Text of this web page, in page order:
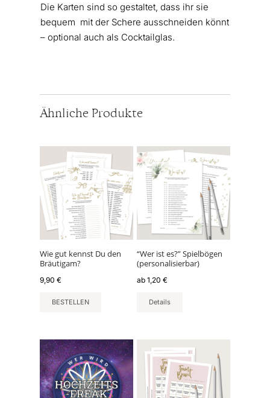
Die Karten sind so gestaltet, dass ihr sie
bequem mit der Schere ausschneiden könnt
– optional auch als Cocktailglas.
Ähnliche Produkte
Wie gut kennst Du den
Bräutigam?
9,90 €
BESTELLEN
“Wer ist es?” Spielbögen
(personalisierbar)
ab1,20€
Details
Dieses
Produkt
weist
mehrere
Varianten
auf.
Die
Optionen
können
auf
der
gewählt